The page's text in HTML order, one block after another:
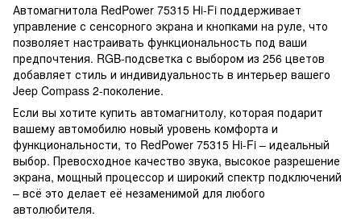
Автомагнитола RedPower 75315 Hi-Fi поддерживает
управление с сенсорного экрана и кнопками на руле, что
позволяет настраивать функциональность под ваши
предпочтения. RGB-подсветка с выбором из 256 цветов
добавляет стиль и индивидуальность в интерьер вашего
Jeep Compass 2-поколение.
Если вы хотите купить автомагнитолу, которая подарит
вашему автомобилю новый уровень комфорта и
функциональности, то RedPower 75315 Hi-Fi – идеальный
выбор. Превосходное качество звука, высокое разрешение
экрана, мощный процессор и широкий спектр подключений
– всё это делает её незаменимой для любого
автолюбителя.